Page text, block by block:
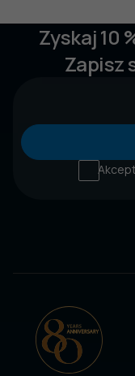
Zyskaj 10
Zapisz